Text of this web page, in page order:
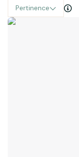
Pertinence